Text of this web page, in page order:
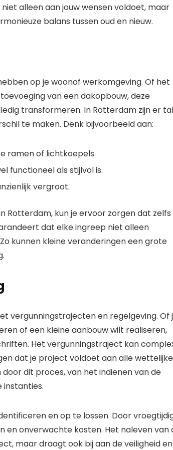
alleen aan jouw wensen voldoet, maar
balans tussen oud en nieuw.
op je woonof werkomgeving. Of het
van een dakopbouw, deze
transformeren. In Rotterdam zijn er tal
te maken. Denk bijvoorbeeld aan:
ramen of lichtkoepels.
functioneel als stijlvol is.
vergroot.
kun je ervoor zorgen dat zelfs
dat elke ingreep niet alleen
kunnen kleine veranderingen een grote
vergunningstrajecten en regelgeving. Of
of een kleine aanbouw wilt realiseren,
Het vergunningstraject kan
dat je project voldoet aan alle wettelijke
dit proces, van het indienen van de
en op te lossen. Door
en onverwachte kosten. Het naleven van
maar draagt ook bij aan de veiligheid en